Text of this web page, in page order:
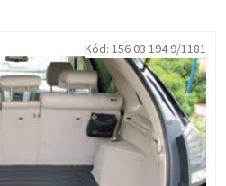
Kód: 156 03 194 9/1181